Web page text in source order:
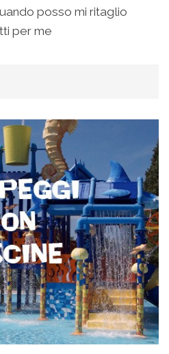
posso mi ritaglio
per me